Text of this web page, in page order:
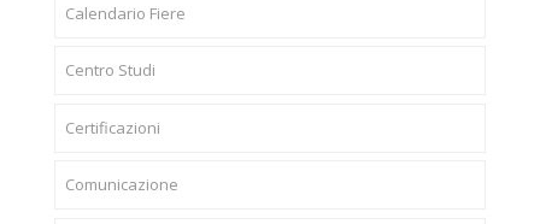
Calendario Fiere
Centro Studi
Certificazioni
Comunicazione